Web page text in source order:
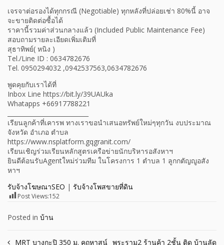
เจรจาต่อรองได้ทุกกรณี (Negotiable) ทุกหลังที่ปล่อยเช่า 80%นี้ อาจ
จะขายติดต่อซื้อได้
ราคานี้รวมค่าส่วนกลางแล้ว (Included Public Maintenance Fee)
สอบถามรายละเอียดเพิ่มเติมที่
สุธาทิพย์( หนิง )
Tel./Line ID : 0634782676
Tel. 0950294032 ,0942537563,0634782676
พูดคุยกับเราได้ที่
Inbox Line https://bit.ly/39UAUka
Whatapps +66917788221
เรียนลูกค้าที่เคารพ ทางเราขอนำเสนอทรัพย์ใหม่ๆทุกวัน งบประมาณ
จังหวัด อำเภอ ตำบล
https://www.nsplatform.gqgranit.com/
เรียนเชิญร่วมเรียนหลักสูตรเครือข่ายนักบริหารอสังหาฯ
ยินดีต้อนรับAgentใหม่ร่วมทีม ในโครงการ 1 ตำบล 1 ลูกกตัญญูอสัง
หาฯ
รับจ้างโฆษณาSEO | รับจ้างโพสขายที่ดิน
Post Views:152
Posted in บ้าน
MRT บางกะปิ 350 ม. คฤหาสน์ พระราม2 ร้านค้า 2ชั้น ติด บ้านลัด